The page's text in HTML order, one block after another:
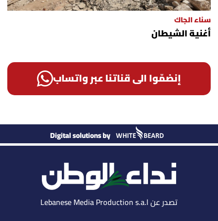
سناء الجاك
أغنية الشيطان
إنضمّوا الى قناتنا عبر واتساب
Digital solutions by
تصدر عن Lebanese Media Production s.a.l